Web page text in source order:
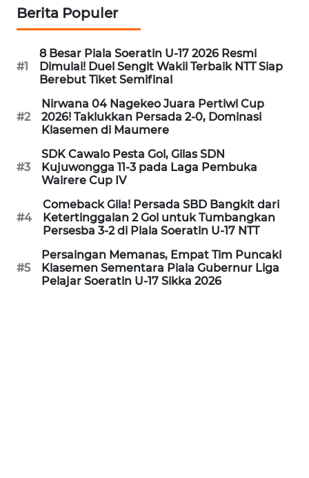
Berita Populer
#1
8 Besar Piala Soeratin U-17 2026 Resmi
Dimulai! Duel Sengit Wakil Terbaik NTT Siap
Berebut Tiket Semifinal
#2
Nirwana 04 Nagekeo Juara Pertiwi Cup
2026! Taklukkan Persada 2-0, Dominasi
Klasemen di Maumere
#3
SDK Cawalo Pesta Gol, Gilas SDN
Kujuwongga 11-3 pada Laga Pembuka
Wairere Cup IV
#4
Comeback Gila! Persada SBD Bangkit dari
Ketertinggalan 2 Gol untuk Tumbangkan
Persesba 3-2 di Piala Soeratin U-17 NTT
#5
Persaingan Memanas, Empat Tim Puncaki
Klasemen Sementara Piala Gubernur Liga
Pelajar Soeratin U-17 Sikka 2026
SUMBAR
WN
SUMSEL
WN
BENGKULU
WN
LAMPUNG
WN
JATENG
WN
NUSANTARA